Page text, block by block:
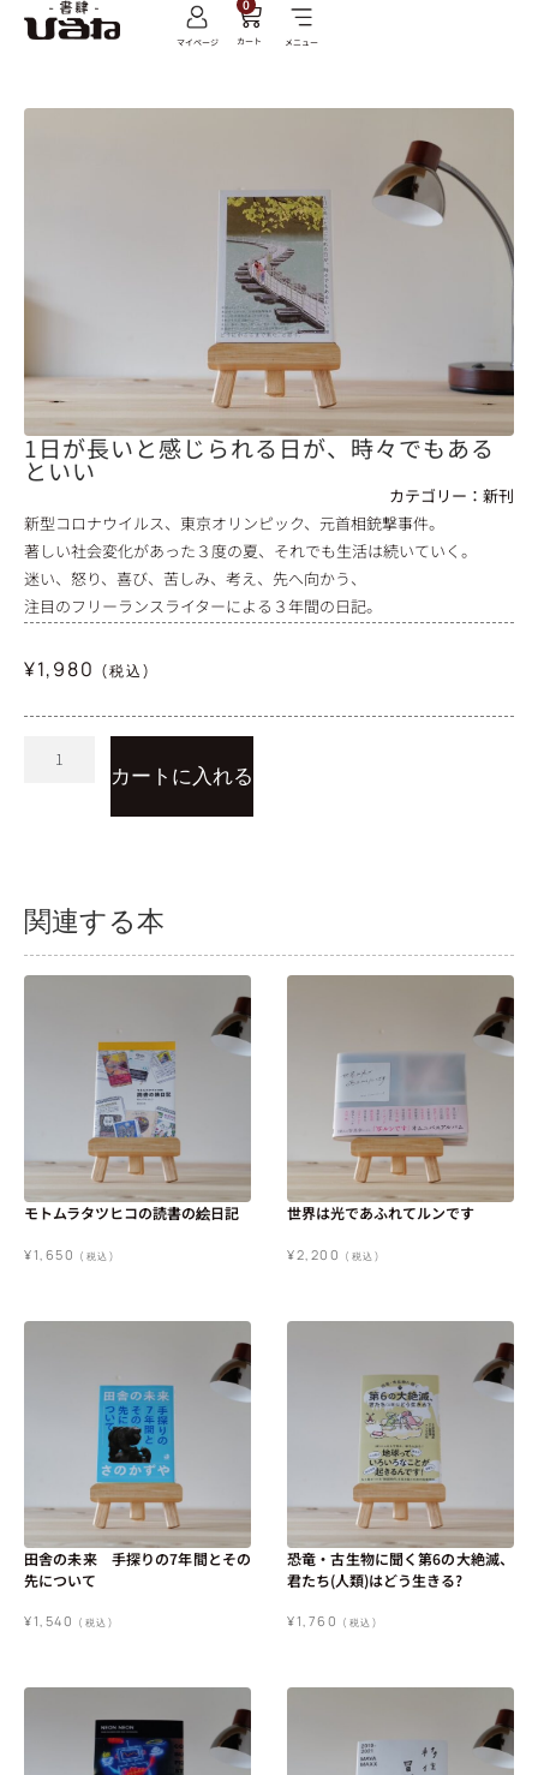
マイページ
0
カート メニュー
1日が長いと感じられる日が、時々でもある
といい
カテゴリー： 新刊
新型コロナウイルス、東京オリンピック、元首相銃撃事件。
著しい社会変化があった３度の夏、それでも生活は続いていく。
迷い、怒り、喜び、苦しみ、考え、先へ向かう、
注目のフリーランスライターによる３年間の日記。
¥1,980 (税込)
カートに入れる
関連する本
モトムラタツヒコの読書の絵日記
¥1,650 (税込)
世界は光であふれてルンです
¥2,200 (税込)
田舎の未来 手探りの7年間とその
先について
¥1,540 (税込)
恐竜・古生物に聞く第6の大絶滅、
君たち(人類)はどう生きる?
¥1,760 (税込)